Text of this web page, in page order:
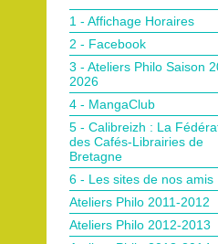
1 - Affichage Horaires
2 - Facebook
3 - Ateliers Philo Saison
2026
4 - MangaClub
5 - Calibreizh : La
des Cafés-Librairies de
Bretagne
6 - Les sites de nos amis
Ateliers Philo 2011-2012
Ateliers Philo 2012-2013